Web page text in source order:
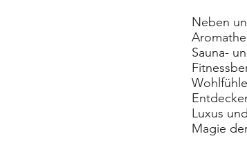
Neben
Sauna-
Luxus
Magie